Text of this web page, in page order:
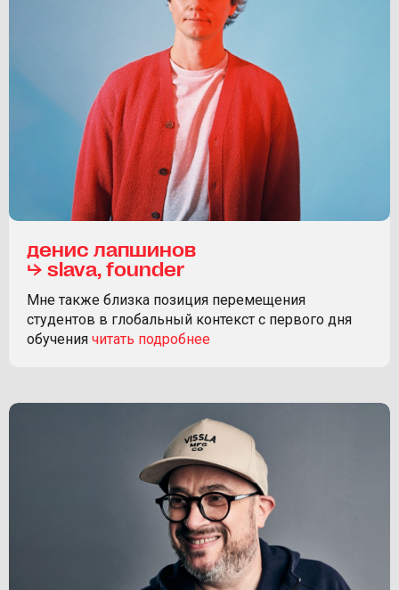
денис лапшинов
⮡ slava, founder
Мне также близка позиция перемещения
студентов в глобальный контекст с первого дня
обучения